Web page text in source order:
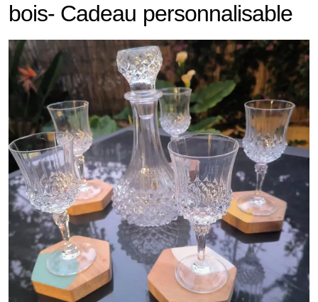
bois- Cadeau personnalisable